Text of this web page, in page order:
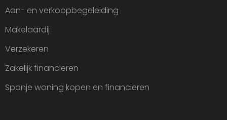
Aan- en verkoopbegeleiding
Makelaardij
Verzekeren
Zakelijk financieren
Spanje woning kopen en financieren